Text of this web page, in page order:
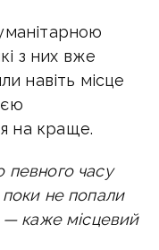
з них вже
навіть місце
на краще.
певного часу
поки не попали
— каже місцевий